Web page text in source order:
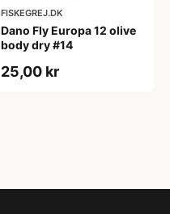
FISKEGREJ.DK
Dano Fly Europa 12 olive
body dry #14
25,00 kr